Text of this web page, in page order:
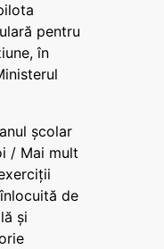
pentru
în
școlar
/ Mai mult
de
și